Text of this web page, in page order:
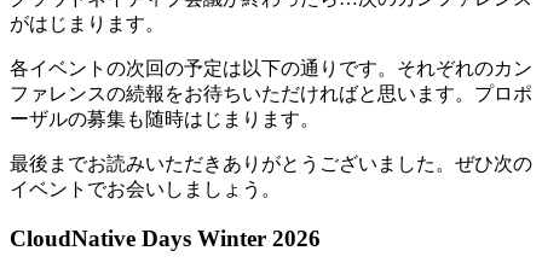
がはじまります。
各イベントの次回の予定は以下の通りです。それぞれのカン
ファレンスの続報をお待ちいただければと思います。プロポ
ーザルの募集も随時はじまります。
最後までお読みいただきありがとうございました。ぜひ次の
イベントでお会いしましょう。
CloudNative Days Winter 2026